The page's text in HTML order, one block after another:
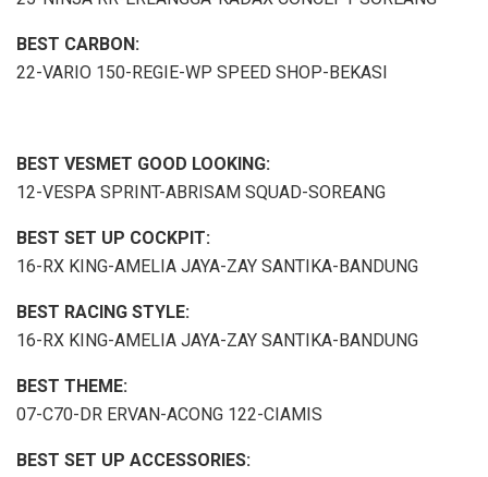
BEST CARBON:
22-VARIO 150-REGIE-WP SPEED SHOP-BEKASI
BEST VESMET GOOD LOOKING:
12-VESPA SPRINT-ABRISAM SQUAD-SOREANG
BEST SET UP COCKPIT:
16-RX KING-AMELIA JAYA-ZAY SANTIKA-BANDUNG
BEST RACING STYLE:
16-RX KING-AMELIA JAYA-ZAY SANTIKA-BANDUNG
BEST THEME:
07-C70-DR ERVAN-ACONG 122-CIAMIS
BEST SET UP ACCESSORIES: